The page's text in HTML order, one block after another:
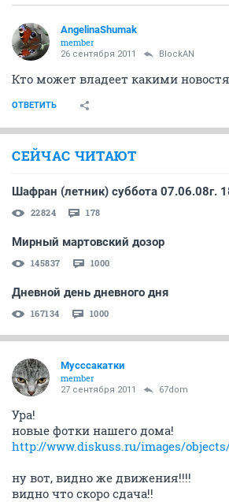
AngelinaShumak
member
26 сентября 2011 BlockAN
Кто может владеет какими
ОТВЕТИТЬ
СЕЙЧАС ЧИТАЮТ
Шафран (летник) суббота 07.06.08г.
22824 178
Мирный мартовский дозор
145837 1000
Дневной день дневного дня
167134 1000
Мусссакатки
member
27 сентября 2011 67dom
Ура!
новые фотки нашего дома!
http://www.diskuss.ru/images/objects/
ну вот, видно же движения!!!!
видно что скоро сдача!!